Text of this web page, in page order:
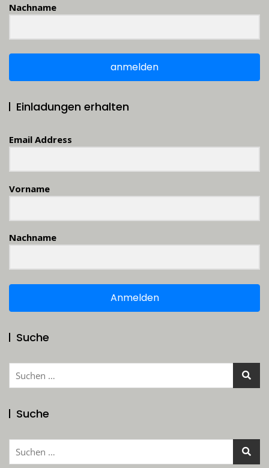
Nachname
anmelden
Einladungen erhalten
Email Address
Vorname
Nachname
Anmelden
Suche
Suchen
Suche
Suchen